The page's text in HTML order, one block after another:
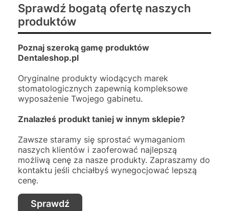
Sprawdź bogatą ofertę naszych
produktów
Poznaj szeroką gamę produktów
Dentaleshop.pl
Oryginalne produkty wiodących marek
stomatologicznych zapewnią kompleksowe
wyposażenie Twojego gabinetu.
Znalazłeś produkt taniej w innym sklepie?
Zawsze staramy się sprostać wymaganiom
naszych klientów i zaoferować najlepszą
możliwą cenę za nasze produkty. Zapraszamy do
kontaktu jeśli chciałbyś wynegocjować lepszą
cenę.
Sprawdź